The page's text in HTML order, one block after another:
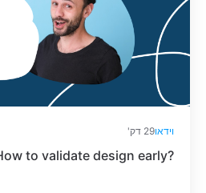
וידאו29 דק'
to validate design early?